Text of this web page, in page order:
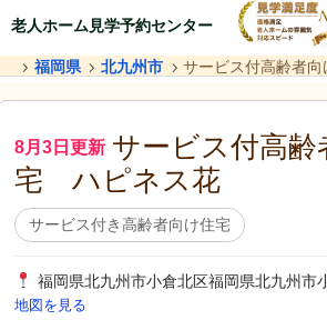
老人ホーム見学予約センター
福岡県 北九州市 サービス付高齢者
8月3日更新 サービス付高齢
宅 ハピネス花
サービス付き高齢者向け住宅
福岡県北九州市小倉北区福岡県北九州市
地図を見る